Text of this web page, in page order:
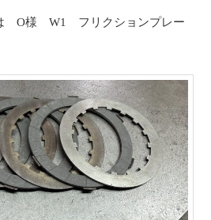
O様 W1 フリクションプレー